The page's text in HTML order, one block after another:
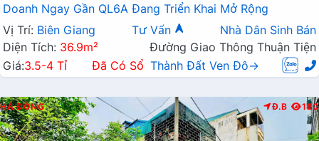
Doanh Ngay Gần QL6A Đang Triển Khai Mở Rộng
Vị Trí: Biên Giang Tư Vấn
Nhà Dân Sinh Bán
Diện Tích: 36.9m²
Đường Giao Thông Thuận Tiện
Giá:3.5-4 Tỉ Đã Có Sổ Thành Đất Ven Đô→
HÀ ĐÔNG Đ.B 180